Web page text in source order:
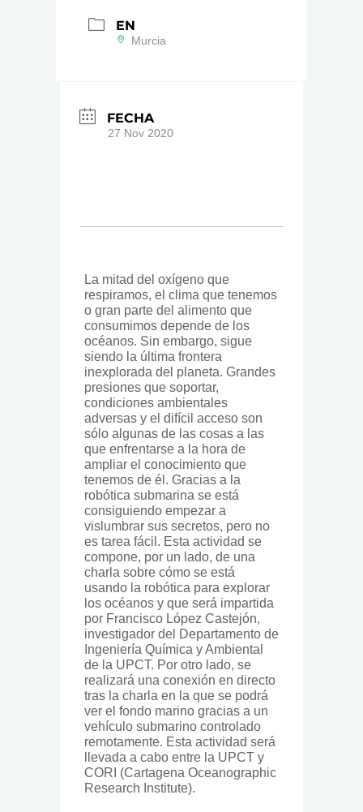
EN
Murcia
FECHA
27 Nov 2020
La mitad del oxígeno que
respiramos, el clima que tenemos
o gran parte del alimento que
consumimos depende de los
océanos. Sin embargo, sigue
siendo la última frontera
inexplorada del planeta. Grandes
presiones que soportar,
condiciones ambientales
adversas y el difícil acceso son
sólo algunas de las cosas a las
que enfrentarse a la hora de
ampliar el conocimiento que
tenemos de él. Gracias a la
robótica submarina se está
consiguiendo empezar a
vislumbrar sus secretos, pero no
es tarea fácil. Esta actividad se
compone, por un lado, de una
charla sobre cómo se está
usando la robótica para explorar
los océanos y que será impartida
por Francisco López Castejón,
investigador del Departamento de
Ingeniería Química y Ambiental
de la UPCT. Por otro lado, se
realizará una conexión en directo
tras la charla en la que se podrá
ver el fondo marino gracias a un
vehículo submarino controlado
remotamente. Esta actividad será
llevada a cabo entre la UPCT y
CORI (Cartagena Oceanographic
Research Institute).